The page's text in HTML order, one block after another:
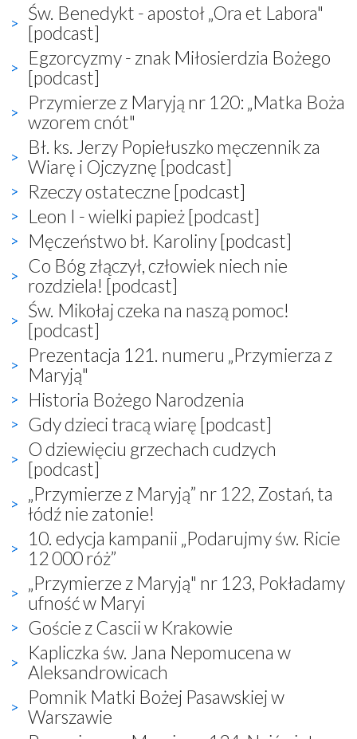
Św. Benedykt - apostoł „Ora et Labora"
[podcast]
Egzorcyzmy - znak Miłosierdzia Bożego
[podcast]
Przymierze z Maryją nr 120: „Matka Boża
wzorem cnót"
Bł. ks. Jerzy Popiełuszko męczennik za
Wiarę i Ojczyznę [podcast]
Rzeczy ostateczne [podcast]
Leon I - wielki papież [podcast]
Męczeństwo bł. Karoliny [podcast]
Co Bóg złączył, człowiek niech nie
rozdziela! [podcast]
Św. Mikołaj czeka na naszą pomoc!
[podcast]
Prezentacja 121. numeru „Przymierza z
Maryją"
Historia Bożego Narodzenia
Gdy dzieci tracą wiarę [podcast]
O dziewięciu grzechach cudzych
[podcast]
„Przymierze z Maryją” nr 122, Zostań, ta
łódź nie zatonie!
10. edycja kampanii „Podarujmy św. Ricie
12 000 róż”
„Przymierze z Maryją" nr 123, Pokładamy
ufność w Maryi
Goście z Cascii w Krakowie
Kapliczka św. Jana Nepomucena w
Aleksandrowicach
Pomnik Matki Bożej Pasawskiej w
Warszawie